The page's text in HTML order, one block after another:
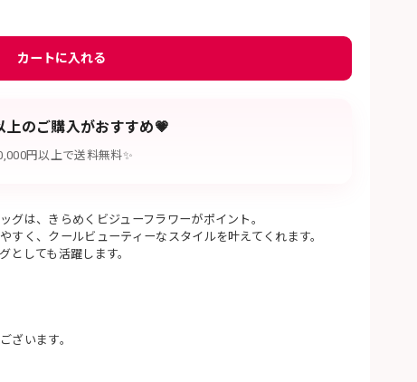
カートに入れる
上のご購入がおすすめ💗
円以上で送料無料✨
グは、きらめくビジューフラワーがポイント。
すく、クールビューティーなスタイルを叶えてくれます。
としても活躍します。
ざいます。